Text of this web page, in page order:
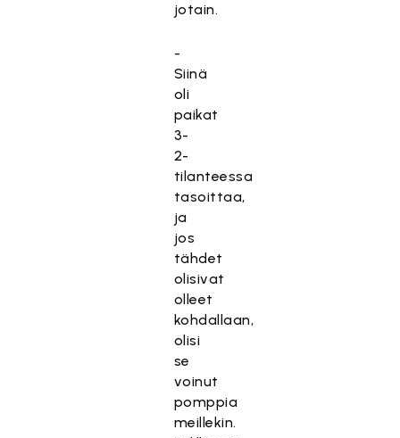
jotain.
-
Siinä
oli
paikat
3-
2-
tilanteessa
tasoittaa,
ja
jos
tähdet
olisivat
olleet
kohdallaan,
olisi
se
voinut
pomppia
meillekin.